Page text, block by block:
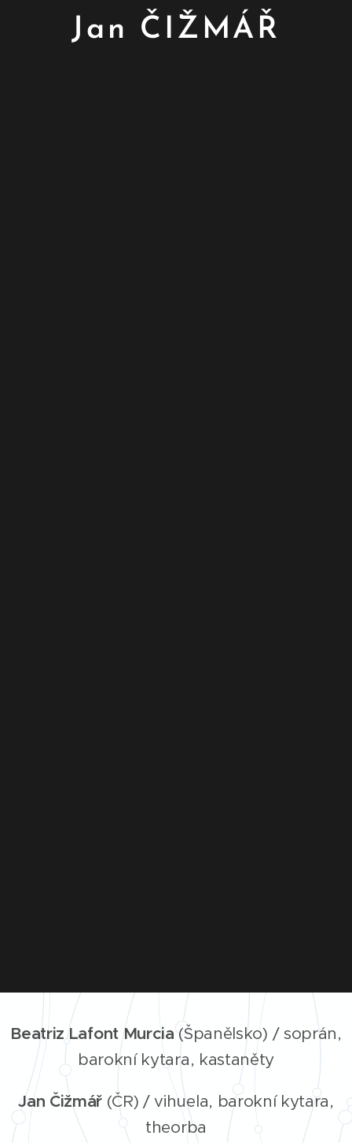
Jan ČIŽMÁŘ
Beatriz Lafont Murcia(Španělsko) / soprán,
barokní kytara, kastaněty
Jan Čižmář (ČR) / vihuela, barokní kytara,
theorba